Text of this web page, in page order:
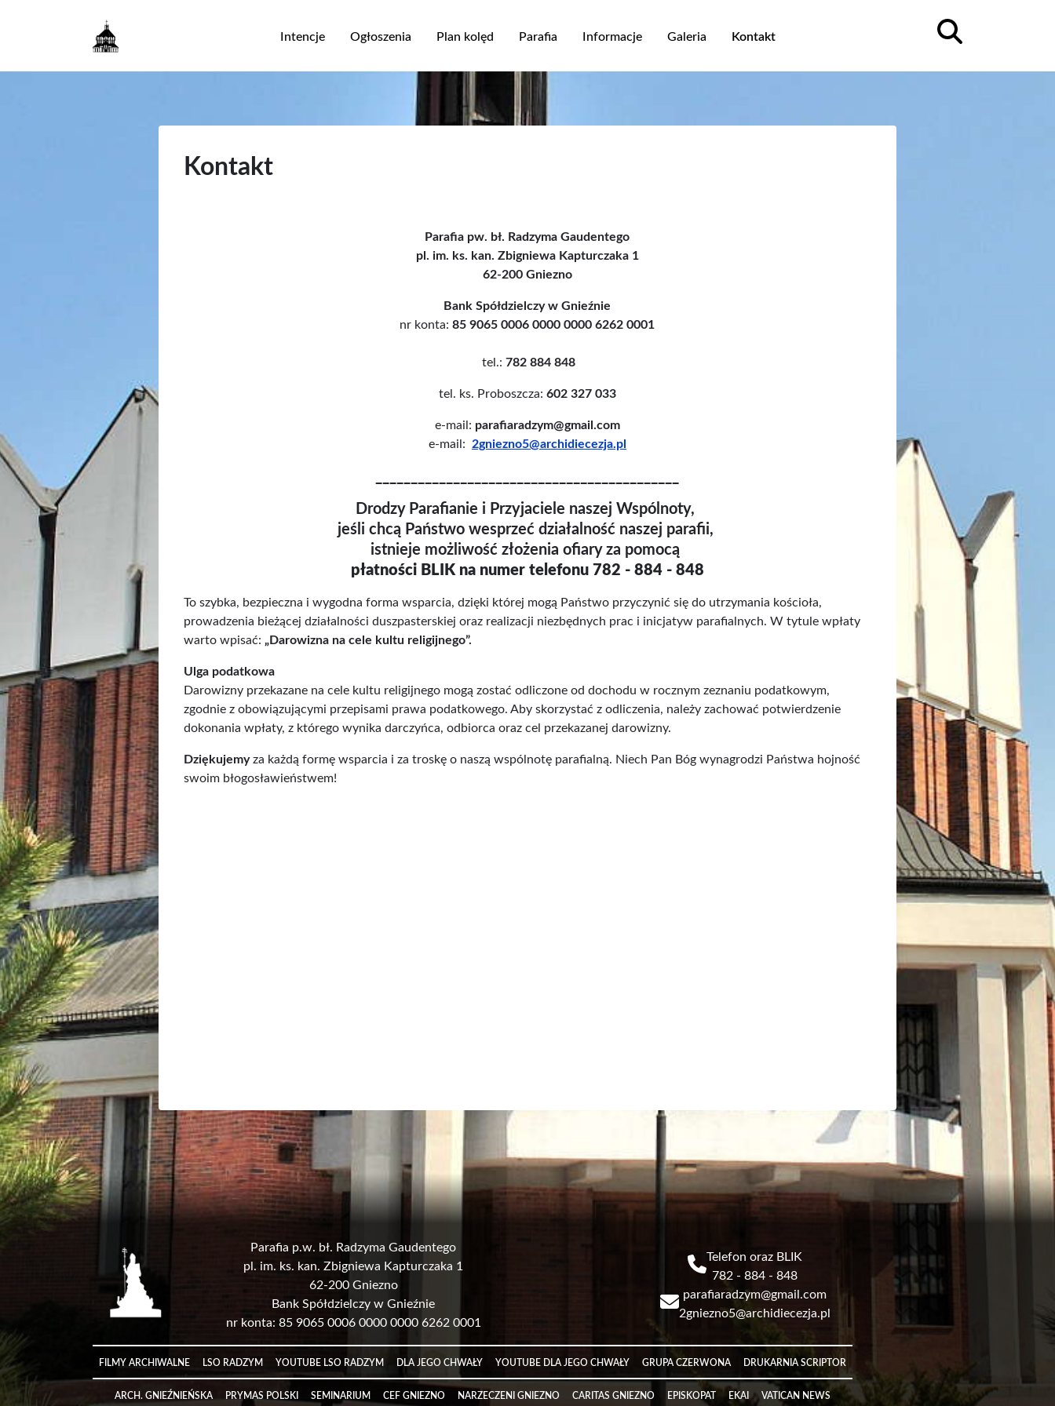
treści
Główna
Intencje Ogłoszenia Plan kolęd Parafia Informacje Galeria Kontakt
Kontakt
Parafia pw. bł. Radzyma Gaudentego
pl. im. ks. kan. Zbigniewa Kapturczaka 1
62-200 Gniezno
Bank Spółdzielczy w Gnieźnie
nr konta:85 9065 0006 0000 0000 6262 0001
tel.:782 884 848
tel. ks. Proboszcza: 602 327 033
e-mail: parafiaradzym@gmail.com
e-mail: 2gniezno5@archidiecezja.pl
Drodzy Parafianie i Przyjaciele naszej Wspólnoty,
jeśli chcą Państwo wesprzeć działalność naszej parafii,
istnieje możliwość złożenia ofiary za pomocą
płatności BLIK na numer telefonu 782 - 884 - 848
To szybka, bezpieczna i wygodna forma wsparcia, dzięki której mogą Państwo przyczynić się do utrzymania kościoła,
prowadzenia bieżącej działalności duszpasterskiej oraz realizacji niezbędnych prac i inicjatyw parafialnych. W tytule wpłaty
warto wpisać: „Darowizna na cele kultu religijnego”.
Ulga podatkowa
Darowizny przekazane na cele kultu religijnego mogą zostać odliczone od dochodu w rocznym zeznaniu podatkowym,
zgodnie z obowiązującymi przepisami prawa podatkowego. Aby skorzystać z odliczenia, należy zachować potwierdzenie
dokonania wpłaty, z którego wynika darczyńca, odbiorca oraz cel przekazanej darowizny.
Dziękujemyza każdą formę wsparcia i za troskę o naszą wspólnotę parafialną. Niech Pan Bóg wynagrodzi Państwa hojność
swoim błogosławieństwem!
Parafia p.w. bł. Radzyma Gaudentego
pl. im. ks. kan. Zbigniewa Kapturczaka 1
62-200 Gniezno
Bank Spółdzielczy w Gnieźnie
nr konta: 85 9065 0006 0000 0000 6262 0001
Telefon oraz BLIK
782 - 884 - 848
parafiaradzym@gmail.com
2gniezno5@archidiecezja.pl
Link
FILMY ARCHIWALNE LSO RADZYM YOUTUBE LSO RADZYM DLA JEGO CHWAŁY YOUTUBE DLA JEGO CHWAŁY GRUPA CZERWONA DRUKARNIA SCRIPTOR
LinkARCH. GNIEŹNIEŃSKA PRYMAS POLSKI SEMINARIUM CEF GNIEZNO NARZECZENI GNIEZNO CARITAS GNIEZNO EPISKOPAT EKAI VATICAN NEWS